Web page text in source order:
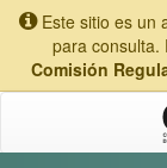
Este sitio es un
para consulta.
Comisión